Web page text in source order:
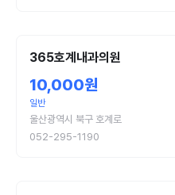
365호계내과의원
10,000원
일반
울산광역시 북구 호계로
052-295-1190